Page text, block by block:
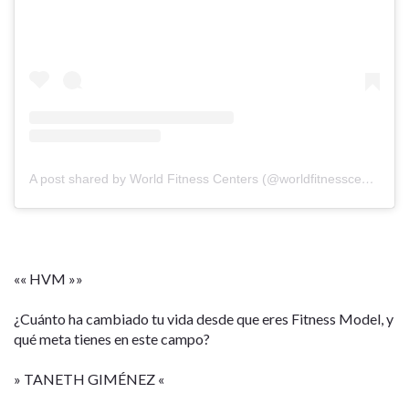
A post shared by World Fitness Centers (@worldfitnesscenters)
«« HVM »»
¿Cuánto ha cambiado tu vida desde que eres Fitness Model, y
qué meta tienes en este campo?
» TANETH GIMÉNEZ «